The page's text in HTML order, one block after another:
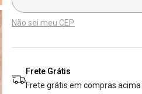
Não sei meu CEP
Frete Grátis
Frete grátis em compras acima